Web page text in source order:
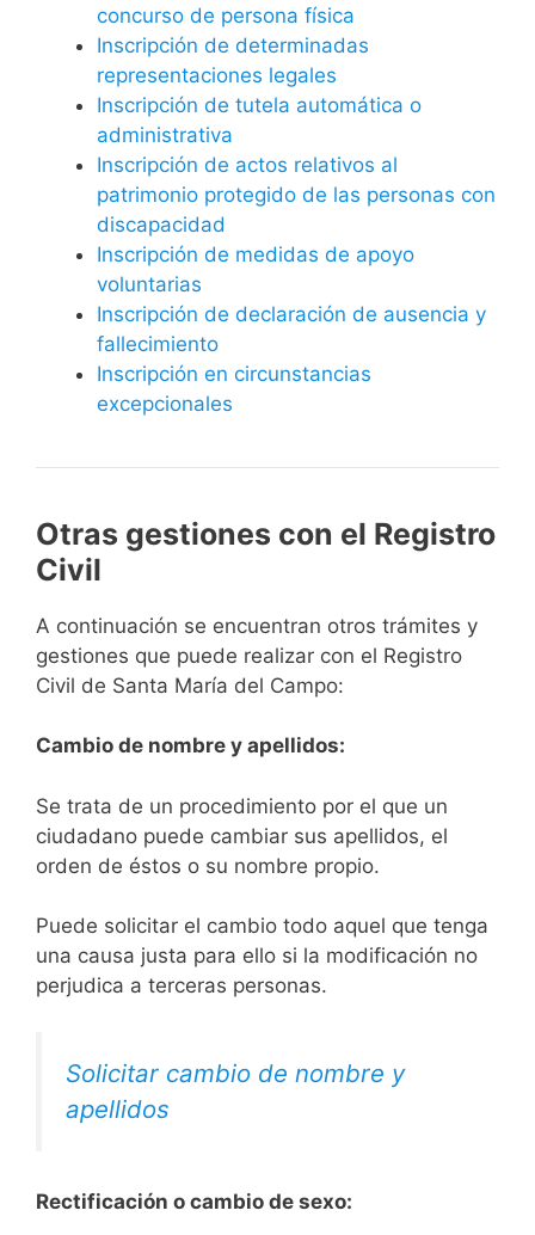
concurso de persona física
Inscripción de determinadas
representaciones legales
Inscripción de tutela automática o
administrativa
Inscripción de actos relativos al
patrimonio protegido de las personas con
discapacidad
Inscripción de medidas de apoyo
voluntarias
Inscripción de declaración de ausencia y
fallecimiento
Inscripción en circunstancias
excepcionales
Otras gestiones con el Registro
Civil
A continuación se encuentran otros trámites y
gestiones que puede realizar con el Registro
Civil de Santa María del Campo:
Cambio de nombre y apellidos:
Se trata de un procedimiento por el que un
ciudadano puede cambiar sus apellidos, el
orden de éstos o su nombre propio.
Puede solicitar el cambio todo aquel que tenga
una causa justa para ello si la modificación no
perjudica a terceras personas.
Solicitar cambio de nombre y
apellidos
Rectificación o cambio de sexo: